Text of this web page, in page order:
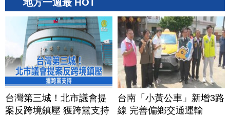
地方一週最 HOT
台灣第三城！北市議會提
案反跨境鎮壓 獲跨黨支持
台南「小黃公車」新增3路
線 完善偏鄉交通運輸